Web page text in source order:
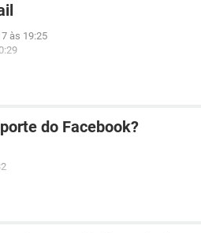
às 19:25
do Facebook?